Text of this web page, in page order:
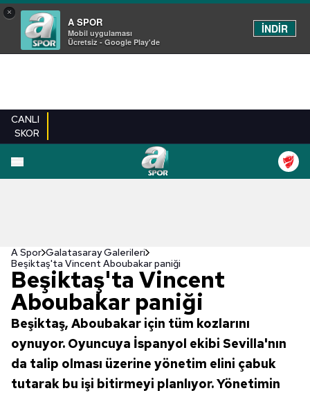
×
A SPOR
Mobil uygulaması
Ücretsiz - Google Play'de
İNDİR
CANLI
SKOR
EN YENILER
A Spor Galatasaray Galerileri
Beşiktaş'ta Vincent Aboubakar paniği
Beşiktaş'ta Vincent
Aboubakar paniği
Beşiktaş, Aboubakar için tüm kozlarını
oynuyor. Oyuncuya İspanyol ekibi Sevilla'nın
da talip olması üzerine yönetim elini çabuk
tutarak bu işi bitirmeyi planlıyor. Yönetimin